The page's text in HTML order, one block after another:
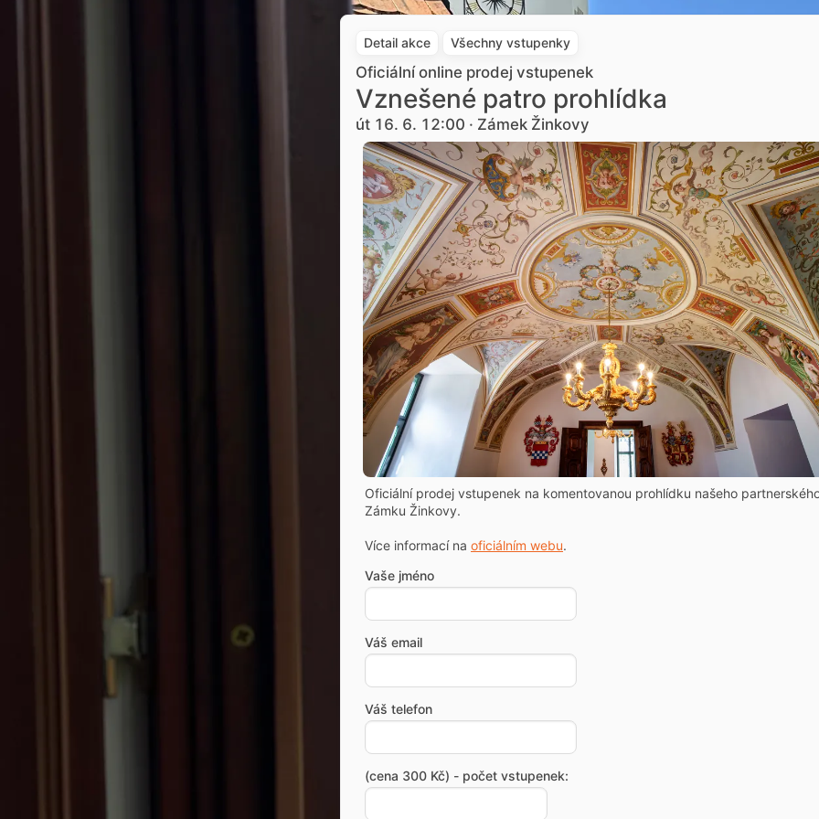
Detail akce Všechny vstupenky
Oficiální online prodej vstupenek
Vznešené patro prohlídka
út 16. 6. 12:00 · Zámek Žinkovy
Oficiální prodej vstupenek na komentovanou prohlídku našeho
Zámku Žinkovy.
Více informací na oficiálním webu.
Vaše jméno
Váš email
Váš telefon
(cena 300 Kč) - počet vstupenek: